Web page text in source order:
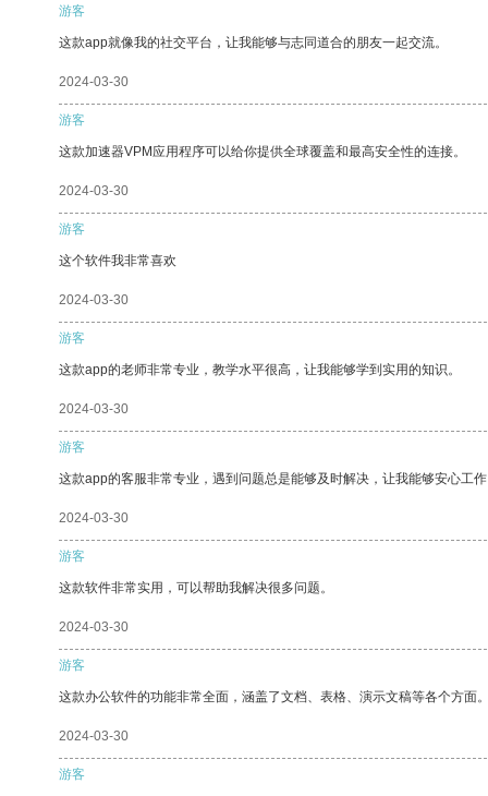
游客
这款app就像我的社交平台，让我能够与志同道合的朋友一起交流。
2024-03-30
游客
这款加速器VPM应用程序可以给你提供全球覆盖和最高安全性的连接。
2024-03-30
游客
这个软件我非常喜欢
2024-03-30
游客
这款app的老师非常专业，教学水平很高，让我能够学到实用的知识。
2024-03-30
游客
这款app的客服非常专业，遇到问题总是能够及时解决，让我能够安心工
2024-03-30
游客
这款软件非常实用，可以帮助我解决很多问题。
2024-03-30
游客
这款办公软件的功能非常全面，涵盖了文档、表格、演示文稿等各个方面
2024-03-30
游客